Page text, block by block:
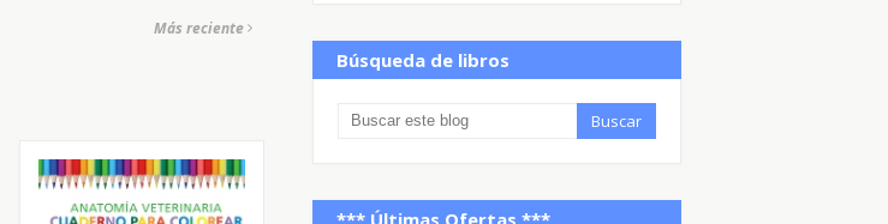
Más reciente
Búsqueda de libros